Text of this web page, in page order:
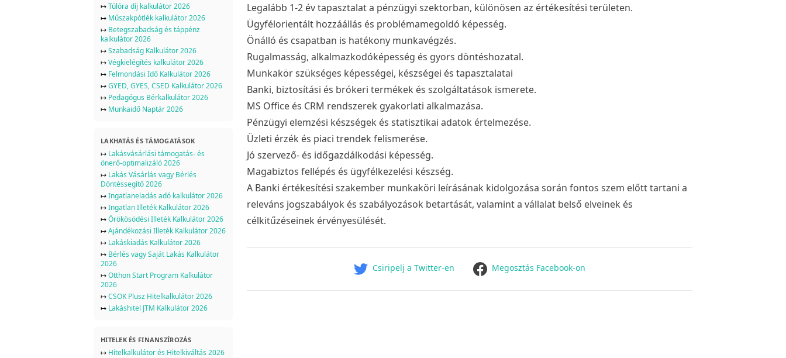
Legalább 1-2 év tapasztalat a pénzügyi szektorban, különösen az értékesítési területen.
Ügyfélorientált hozzáállás és problémamegoldó képesség.
Önálló és csapatban is hatékony munkavégzés.
Rugalmasság, alkalmazkodóképesség és gyors döntéshozatal.
Munkakör szükséges képességei, készségei és tapasztalatai
Banki, biztosítási és brókeri termékek és szolgáltatások ismerete.
MS Office és CRM rendszerek gyakorlati alkalmazása.
Pénzügyi elemzési készségek és statisztikai adatok értelmezése.
Üzleti érzék és piaci trendek felismerése.
Jó szervező- és időgazdálkodási képesség.
Magabiztos fellépés és ügyfélkezelési készség.
A Banki értékesítési szakember munkaköri leírásának kidolgozása során fontos szem előtt tartani a
releváns jogszabályok és szabályozások betartását, valamint a vállalat belső elveinek és
célkitűzéseinek érvényesülését.
Csiripelj a Twitter-en facebookMegosztás Facebook-on
↦Túlóra díj kalkulátor 2026
↦ Műszakpótlék kalkulátor 2026
↦ Betegszabadság és táppénz
kalkulátor 2026
↦Szabadság Kalkulátor 2026
↦Végkielégítés kalkulátor 2026
↦ Felmondási Idő Kalkulátor 2026
↦GYED, GYES, CSED Kalkulátor 2026
↦ Pedagógus Bérkalkulátor 2026
↦ Munkaidő Naptár 2026
LAKHATÁS ÉS TÁMOGATÁSOK
↦ Lakásvásárlási támogatás- és
önerő-optimalizáló 2026
↦ Lakás Vásárlás vagy Bérlés
Döntéssegítő 2026
↦Ingatlaneladás adó kalkulátor 2026
↦Ingatlan Illeték Kalkulátor 2026
↦Örökösödési Illeték Kalkulátor 2026
↦Ajándékozási Illeték Kalkulátor 2026
↦ Lakáskiadás Kalkulátor 2026
↦ Bérlés vagy Saját Lakás Kalkulátor
2026
↦Otthon Start Program Kalkulátor
2026
↦CSOK Plusz Hitelkalkulátor 2026
↦ Lakáshitel JTM Kalkulátor 2026
HITELEK ÉS FINANSZÍROZÁS
↦ Hitelkalkulátor és Hitelkiváltás 2026